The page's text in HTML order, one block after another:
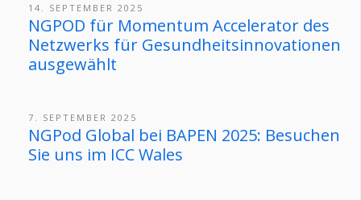
14. SEPTEMBER 2025
NGPOD für Momentum Accelerator des
Netzwerks für Gesundheitsinnovationen
ausgewählt
7. SEPTEMBER 2025
NGPod Global bei BAPEN 2025: Besuchen
Sie uns im ICC Wales